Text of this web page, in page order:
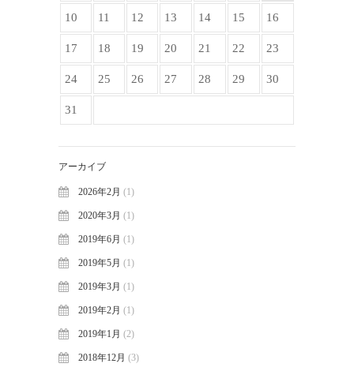
10 11 12 13 14 15 16
17 18 19 20 21 22 23
24 25 26 27 28 29 30
31
アーカイブ
2026年2月 (1)
2020年3月 (1)
2019年6月 (1)
2019年5月 (1)
2019年3月 (1)
2019年2月 (1)
2019年1月 (2)
2018年12月 (3)